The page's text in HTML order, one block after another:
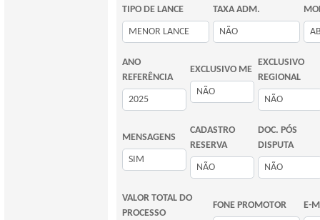
TIPO DE LANCE TAXA ADM.
ANO
REFERÊNCIA
EXCLUSIVO ME
EXCLUSIVO
REGIONAL
MENSAGENS
CADASTRO
RESERVA
DOC. PÓS
DISPUTA
VALOR TOTAL DO
PROCESSO
FONE PROMOTOR E-